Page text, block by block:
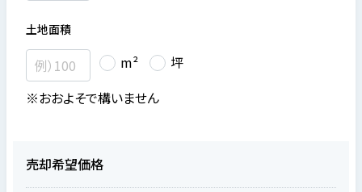
土地面積
m²
坪
※おおよそで構いません
売却希望価格